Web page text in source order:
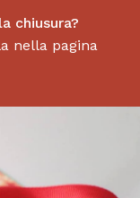
chiusura?
nella pagina